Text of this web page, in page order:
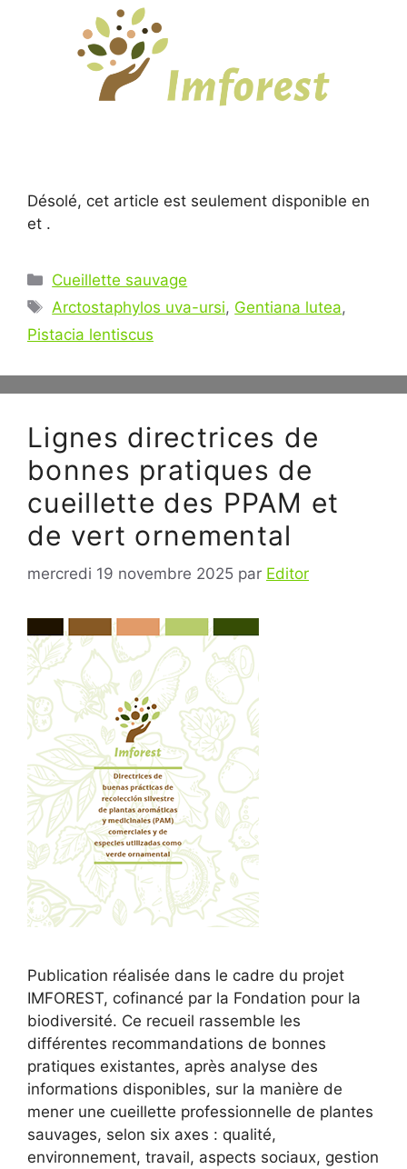
Désolé, cet article est seulement disponible en
et .
Catégories
Cueillette sauvage
Étiquettes
Arctostaphylos uva-ursi, Gentiana lutea,
Pistacia lentiscus
Lignes directrices de
bonnes pratiques de
cueillette des PPAM et
de vert ornemental
mercredi 19 novembre 2025 par Editor
Publication réalisée dans le cadre du projet
IMFOREST, cofinancé par la Fondation pour la
biodiversité. Ce recueil rassemble les
différentes recommandations de bonnes
pratiques existantes, après analyse des
informations disponibles, sur la manière de
mener une cueillette professionnelle de plantes
sauvages, selon six axes : qualité,
environnement, travail, aspects sociaux, gestion